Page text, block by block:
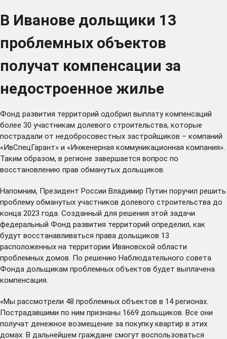
В Иванове дольщики 13
проблемных объектов
получат компенсации за
недостроенное жилье
Фонд развития территорий одобрил выплату компенсаций
более 30 участникам долевого строительства, которые
пострадали от недобросовестных застройщиков – компаний
«ИвСпецГарант» и «Инженерная коммуникационная компания».
Таким образом, в регионе завершается вопрос по
восстановлению прав обманутых дольщиков.
Напомним, Президент России Владимир Путин поручил решить
проблему обманутых участников долевого строительства до
конца 2023 года. Созданный для решения этой задачи
федеральный Фонд развития территорий определил, как
будут восстанавливаться права дольщиков 13
расположенных на территории Ивановской области
проблемных домов. По решению Наблюдательного совета
Фонда дольщикам проблемных объектов будет выплачена
компенсация.
«Мы рассмотрели 48 проблемных объектов в 14 регионах.
Пострадавшими по ним признаны 1669 дольщиков. Все они
получат денежное возмещение за покупку квартир в этих
домах. В дальнейшем граждане смогут воспользоваться